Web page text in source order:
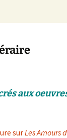
aux
surLes Amours